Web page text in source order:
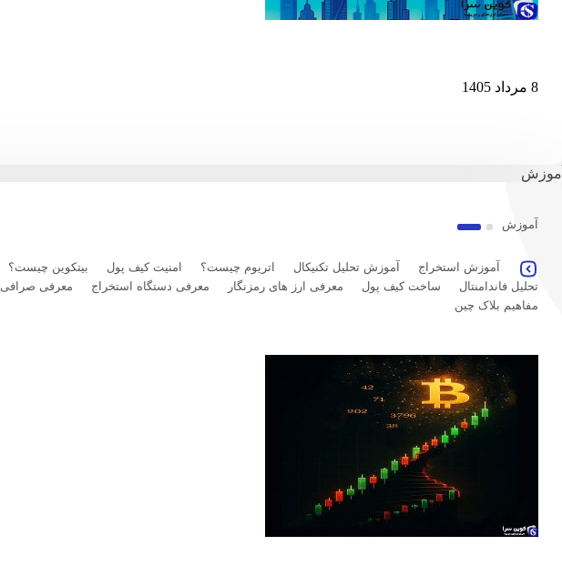
8 مرداد 1405
آموزش
آموزش
آموزش استخراج آموزش تحلیل تکنیکال اتریوم چیست؟ امنیت کیف پول بیتکوین چیست؟
تحلیل فاندامنتال
ساخت کیف پول معرفی ارز های رمزنگار معرفی دستگاه استخراج
معرفی صرافی
مفاهیم بلاک چین